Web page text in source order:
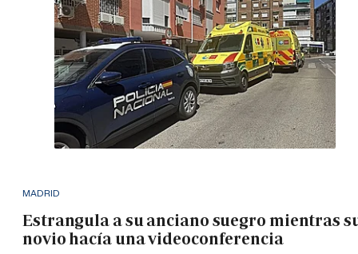
MADRID
Estrangula a su anciano suegro mientras
novio hacía una videoconferencia